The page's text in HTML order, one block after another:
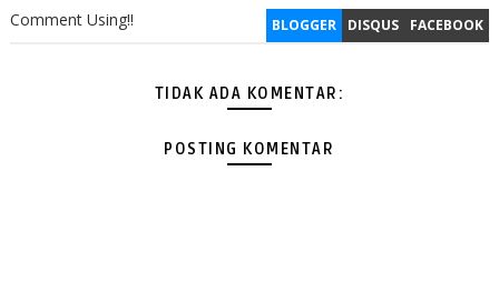
BLOGGER DISQUS FACEBOOK
Comment Using!!
TIDAK ADA KOMENTAR:
POSTING KOMENTAR